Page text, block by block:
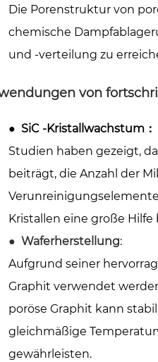
Die Porenstruktur von
chemische
und -verteilung zu
von
● SiC -Kristallwachstum ：
Studien haben gezeigt,
beiträgt, die Anzahl der
Kristallen eine große
● Waferherstellung:
Aufgrund seiner
Graphit verwendet
poröse Graphit kann
gleichmäßige
gewährleisten.